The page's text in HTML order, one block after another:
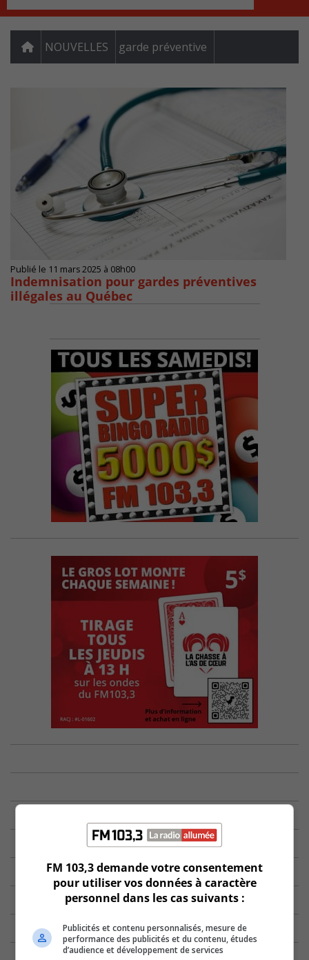
NOUVELLES garde préventive
Publié le 11 mars 2025 à 08h00
Indemnisation pour gardes préventives
illégales au Québec
FM 103,3 demande votre consentement
pour utiliser vos données à caractère
personnel dans les cas suivants :
Publicités et contenu personnalisés, mesure de
performance des publicités et du contenu, études
d’audience et développement de services